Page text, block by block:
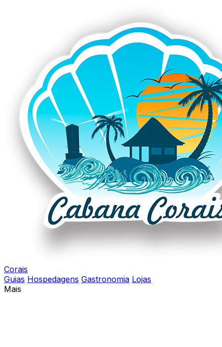
Corais
Guias Hospedagens Gastronomia Lojas
Mais